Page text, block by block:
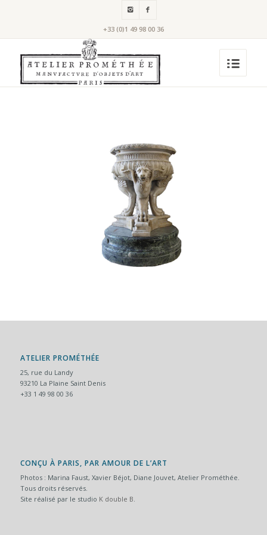
+33 (0)1 49 98 00 36
ATELIER PROMÉTHÉE
25, rue du Landy
93210 La Plaine Saint Denis
+33 1 49 98 00 36
CONÇU À PARIS, PAR AMOUR DE L’ART
Photos : Marina Faust, Xavier Béjot, Diane Jouvet, Atelier Prométhée.
Tous droits réservés.
Site réalisé par le studio K double B.